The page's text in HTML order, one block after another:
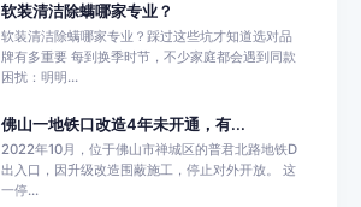
软装清洁除螨哪家专业？
软装清洁除螨哪家专业？踩过这些坑才知道选对品
牌有多重要 每到换季时节，不少家庭都会遇到同款
困扰：明明...
佛山一地铁口改造4年未开通，有...
2022年10月，位于佛山市禅城区的普君北路地铁D
出入口，因升级改造围蔽施工，停止对外开放。 这
一停...